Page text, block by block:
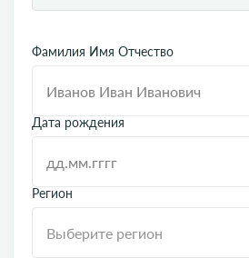
Фамилия Имя Отчество
Дата рождения
Регион